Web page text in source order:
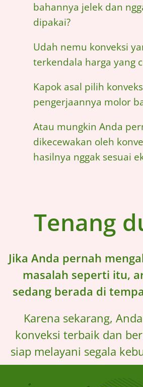
bahannya jelek dan
dipakai?
Udah nemu konveksi
terkendala harga yang
Kapok asal pilih
pengerjaannya molor
Atau mungkin Anda
dikecewakan oleh
hasilnya nggak sesuai
Tenang
Jika Anda pernah
masalah seperti itu,
sedang berada di
Karena sekarang,
konveksi terbaik dan
siap melayani segala